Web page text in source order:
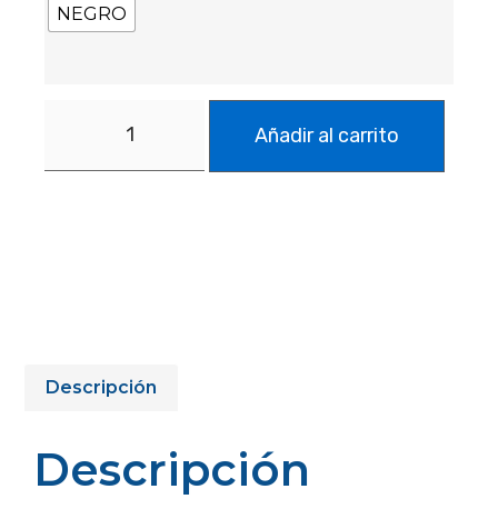
NEGRO
Añadir al carrito
Descripción
Descripción